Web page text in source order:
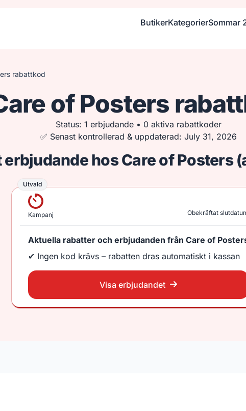
ButikerKategorierSommar
rabattkod
of Posters
Status: 1 erbjudande • 0 aktiva rabattkoder
✅ Senast kontrollerad & uppdaterad: July 31, 2026
hos Care of Posters
Utvald
Utvald
Kampanj Obekräftat
Aktuella rabatter och erbjudanden från Care of
✔ Ingen kod krävs – rabatten dras automatiskt i kassan
Visa erbjudandet